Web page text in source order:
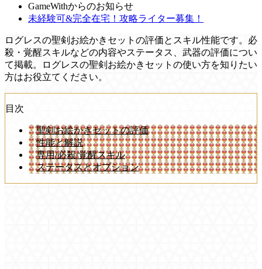
GameWithからのお知らせ
未経験可&完全在宅！攻略ライター募集！
ログレスの聖剣お絵かきセットの評価とスキル性能です。必
殺・覚醒スキルなどの内容やステータス、武器の評価につい
て掲載。ログレスの聖剣お絵かきセットの使い方を知りたい
方はお役立てください。
目次
聖剣お絵かきセットの評価
性能と解説
専用/必殺/覚醒スキル
ステータスとオプション